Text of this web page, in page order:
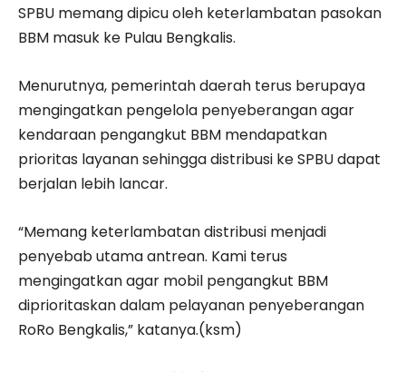
SPBU memang dipicu oleh keterlambatan pasokan
BBM masuk ke Pulau Bengkalis.
Menurutnya, pemerintah daerah terus berupaya
mengingatkan pengelola penyeberangan agar
kendaraan pengangkut BBM mendapatkan
prioritas layanan sehingga distribusi ke SPBU dapat
berjalan lebih lancar.
“Memang keterlambatan distribusi menjadi
penyebab utama antrean. Kami terus
mengingatkan agar mobil pengangkut BBM
diprioritaskan dalam pelayanan penyeberangan
RoRo Bengkalis,” katanya.(ksm)